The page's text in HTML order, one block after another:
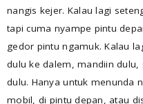
nangis kejer. Kalau lagi
tapi cuma nyampe pintu
gedor pintu ngamuk. Kalau
dulu ke dalem, mandiin
dulu. Hanya untuk menunda
mobil, di pintu depan, atau